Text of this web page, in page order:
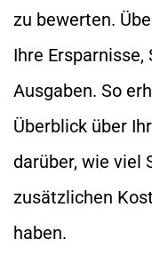
zu bewerten.
Ihre
Ausgaben. So
Überblick über
darüber, wie viel
zusätzlichen
haben.